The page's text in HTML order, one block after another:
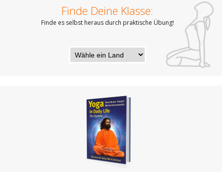
Finde Deine Klasse:
Finde es selbst heraus durch praktische Übung!